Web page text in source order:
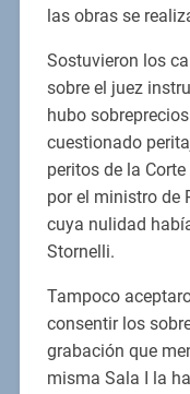
las obras se
Sostuvieron los
sobre el juez
hubo
cuestionado
peritos de la
por el ministro de
cuya nulidad
Stornelli.
Tampoco
consentir los
grabación que
misma Sala I la